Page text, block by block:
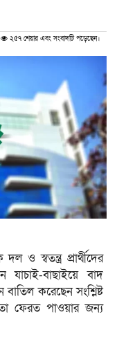
২৫৭ শেয়ার এবং সংবাদটি পড়েছেন।
ও স্বতন্ত্র প্রার্থীদের
বাছাইয়ে বাদ
করেছেন সংশ্লিষ্ট
ফেরত পাওয়ার জন্য